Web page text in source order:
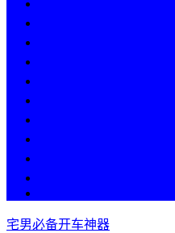
宅男必备开车神器